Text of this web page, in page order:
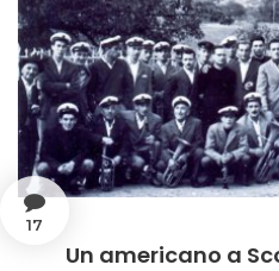
17
Un americano a